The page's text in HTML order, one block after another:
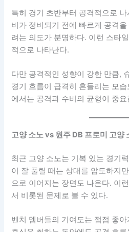
특히 경기 초반부터 공격적으로
비가 정비되기 전에 빠르게 공격
려는 의도가 분명하다. 이런 스타
적으로 나타난다.
다만 공격적인 성향이 강한 만큼,
경기 흐름이 급격히 흔들리는 모습
에서는 공격과 수비의 균형이 중
고양 소노 vs 원주 DB 프로미 고양
최근 고양 소노는 기복 있는 경기
이 잘 풀릴 때는 상대를 압도하지
으로 이어지는 장면도 나온다. 이
서 비롯된 문제로 볼 수 있다.
벤치 멤버들의 기여도는 점점 좋